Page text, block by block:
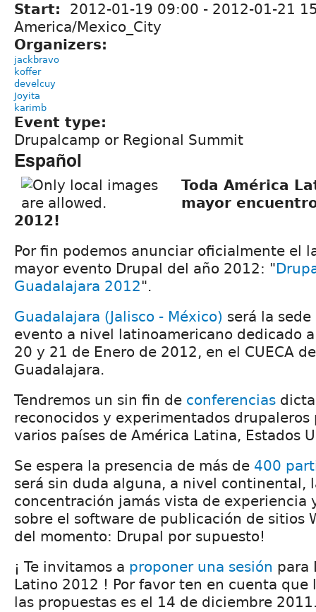
Start: 2012-01-19 09:00 - 2012-01-21
America/Mexico_City
Organizers:
jackbravo
koffer
develcuy
Joyita
karimb
Event type:
Drupalcamp or Regional Summit
Español
Toda América
mayor
2012!
Por fin podemos anunciar oficialmente el
mayor evento Drupal del año 2012: "
Guadalajara 2012".
Guadalajara (Jalisco - México) será la
evento a nivel latinoamericano dedicado
20 y 21 de Enero de 2012, en el CUECA
Guadalajara.
Tendremos un sin fin de conferencias
reconocidos y experimentados
varios países de América Latina, Estados
Se espera la presencia de más de 400
será sin duda alguna, a nivel continental,
concentración jamás vista de experiencia
sobre el software de publicación de sitios
del momento: Drupal por supuesto!
¡ Te invitamos a proponer una sesión para
Latino 2012 ! Por favor ten en cuenta
las propuestas es el 14 de diciembre